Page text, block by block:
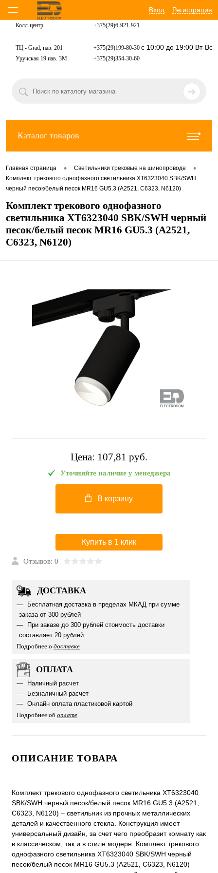
Вход Регистрация
Колл-центр +375(29)6-921-921
ТЦ - Grad, пав. 201 +375(29)199-80-30 с 10:00 до 19:00 Вт-Вс
Уручская 19 пав. 3М +375(29)354-30-60
Каталог товаров
Главная страница • Светильники трековые на шинопроводе •
Комплект трекового однофазного светильника XT6323040 SBK/SWH
черный песок/белый песок MR16 GU5.3 (A2521, C6323, N6120)
Комплект трекового однофазного
светильника XT6323040 SBK/SWH черный
песок/белый песок MR16 GU5.3 (A2521,
C6323, N6120)
Цена: 107,81 pуб.
Уточняйте наличие у менеджера
В корзину
Купить в 1 клик
Отзывов: 0
ДОСТАВКА
Бесплатная доставка в пределах МКАД при сумме
заказа от 300 рублей
При заказе до 300 рублей стоимость доставки
составляет 20 рублей
Подробнее о доставке
ОПЛАТА
Наличный расчет
Безналичный расчет
Онлайн оплата пластиковой картой
Подробнее об оплате
ОПИСАНИЕ ТОВАРА
Комплект трекового однофазного светильника XT6323040
SBK/SWH черный песок/белый песок MR16 GU5.3 (A2521,
C6323, N6120) – светильник из прочных металлических
деталей и качественного стекла. Конструкция имеет
универсальный дизайн, за счет чего преобразит комнату как
в классическом, так и в стиле модерн. Комплект трекового
однофазного светильника XT6323040 SBK/SWH черный
песок/белый песок MR16 GU5.3 (A2521, C6323, N6120)